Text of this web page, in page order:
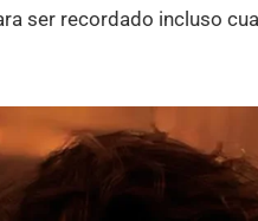
ser recordado incluso